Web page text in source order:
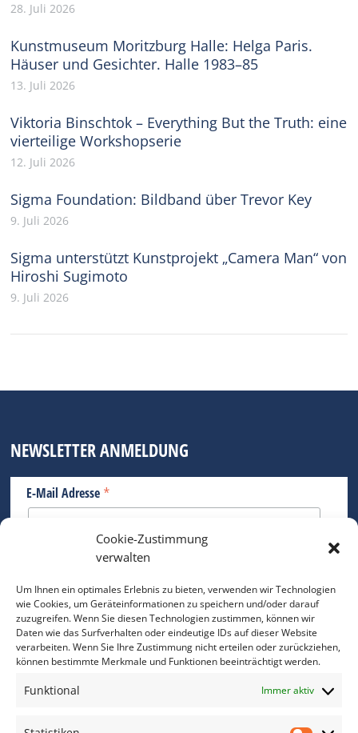
Cookie-Zustimmung
verwalten
Um Ihnen ein optimales Erlebnis zu bieten, verwenden wir Technologien
wie Cookies, um Geräteinformationen zu speichern und/oder darauf
zuzugreifen. Wenn Sie diesen Technologien zustimmen, können wir
Daten wie das Surfverhalten oder eindeutige IDs auf dieser Website
verarbeiten. Wenn Sie Ihre Zustimmung nicht erteilen oder zurückziehen,
können bestimmte Merkmale und Funktionen beeinträchtigt werden.
Funktional Immer aktiv
28. Juli 2026
Kunstmuseum Moritzburg Halle: Helga Paris.
Häuser und Gesichter. Halle 1983–85
13. Juli 2026
Viktoria Binschtok – Everything But the Truth: eine
vierteilige Workshopserie
12. Juli 2026
Sigma Foundation: Bildband über Trevor Key
9. Juli 2026
Sigma unterstützt Kunstprojekt „Camera Man“ von
Hiroshi Sugimoto
9. Juli 2026
NEWSLETTER ANMELDUNG
E-Mail Adresse *
Bitte geben Sie Ihre E-Mail Adresse ein.
*